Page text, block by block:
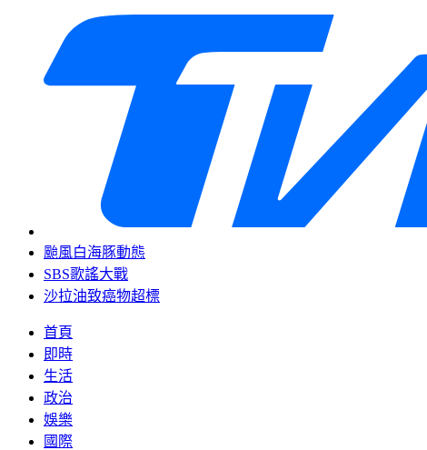
颱風白海豚動態
SBS歌謠大戰
沙拉油致癌物超標
首頁
即時
生活
政治
娛樂
國際